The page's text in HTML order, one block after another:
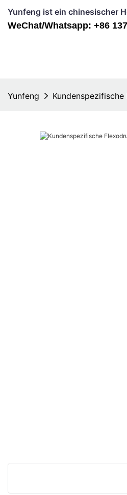
Yunfeng ist ein chinesischer
WeChat/Whatsapp: +86
Yunfeng